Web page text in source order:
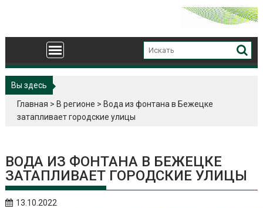
Вы здесь
Главная > В регионе > Вода из фонтана в Бежецке
затапливает городские улицы
ВОДА ИЗ ФОНТАНА В БЕЖЕЦКЕ
ЗАТАПЛИВАЕТ ГОРОДСКИЕ УЛИЦЫ
13.10.2022